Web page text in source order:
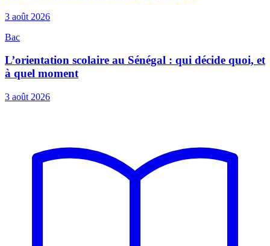
3 août 2026
Bac
L’orientation scolaire au Sénégal : qui décide quoi, et
à quel moment
3 août 2026